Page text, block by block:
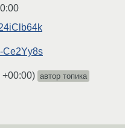
Ce2Yy8s
+00:00) автор топика